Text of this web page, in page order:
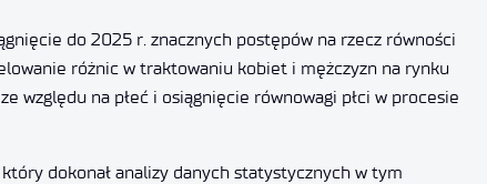
do 2025 r. znacznych postępów na rzecz równości
różnic w traktowaniu kobiet i mężczyzn na rynku
względu na płeć i osiągnięcie równowagi płci w procesie
dokonał analizy danych statystycznych w tym